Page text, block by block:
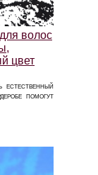
волос
цвет
помогут